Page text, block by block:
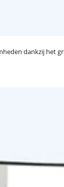
dankzij het